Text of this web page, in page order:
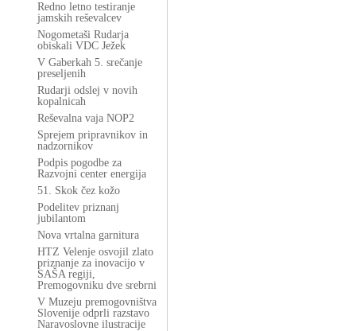
Redno letno testiranje
jamskih reševalcev
Nogometaši Rudarja
obiskali VDC Ježek
V Gaberkah 5. srečanje
preseljenih
Rudarji odslej v novih
kopalnicah
Reševalna vaja NOP2
Sprejem pripravnikov in
nadzornikov
Podpis pogodbe za
Razvojni center energija
51. Skok čez kožo
Podelitev priznanj
jubilantom
Nova vrtalna garnitura
HTZ Velenje osvojil zlato
priznanje za inovacijo v
SAŠA regiji,
Premogovniku dve srebrni
V Muzeju premogovništva
Slovenije odprli razstavo
Naravoslovne ilustracije